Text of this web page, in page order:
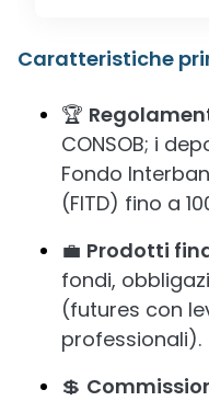
Caratteristiche
🏆
CONSOB; i
Fondo
(FITD) fino a
💼 Prodotti
fondi,
(futures con
professionali).
💲